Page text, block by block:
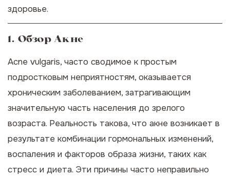
здоровье.
1. Обзор Акне
Acne vulgaris, часто сводимое к простым
подростковым неприятностям, оказывается
хроническим заболеванием, затрагивающим
значительную часть населения до зрелого
возраста. Реальность такова, что акне возникает в
результате комбинации гормональных изменений,
воспаления и факторов образа жизни, таких как
стресс и диета. Эти причины часто неправильно